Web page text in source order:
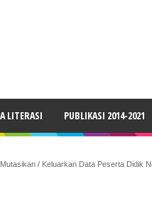
LITERASI PUBLIKASI 2014-2021
/ Keluarkan Data Peserta Didik